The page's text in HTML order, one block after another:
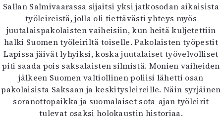
Sallan Salmivaarassa sijaitsi yksi jatkosodan aikaisista
työleireistä, jolla oli tiettävästi yhteys myös
juutalaispakolaisten vaiheisiin, kun heitä kuljetettiin
halki Suomen työleiriltä toiselle. Pakolaisten työpestit
Lapissa jäivät lyhyiksi, koska juutalaiset työvelvolliset
piti saada pois saksalaisten silmistä. Monien vaiheiden
jälkeen Suomen valtiollinen poliisi lähetti osan
pakolaisista Saksaan ja keskitysleireille. Näin syrjäinen
soranottopaikka ja suomalaiset sota-ajan työleirit
tulevat osaksi holokaustin historiaa.